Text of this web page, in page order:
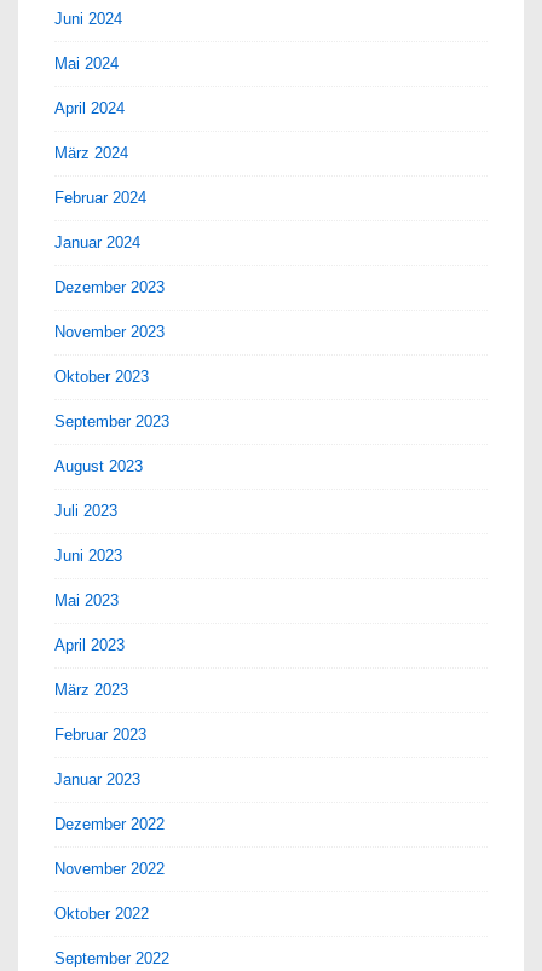
Juni 2024
Mai 2024
April 2024
März 2024
Februar 2024
Januar 2024
Dezember 2023
November 2023
Oktober 2023
September 2023
August 2023
Juli 2023
Juni 2023
Mai 2023
April 2023
März 2023
Februar 2023
Januar 2023
Dezember 2022
November 2022
Oktober 2022
September 2022